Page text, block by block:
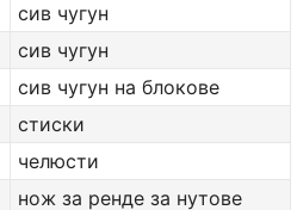
сив чугун
сив чугун
сив чугун на блокове
стиски
челюсти
нож за ренде за нутове